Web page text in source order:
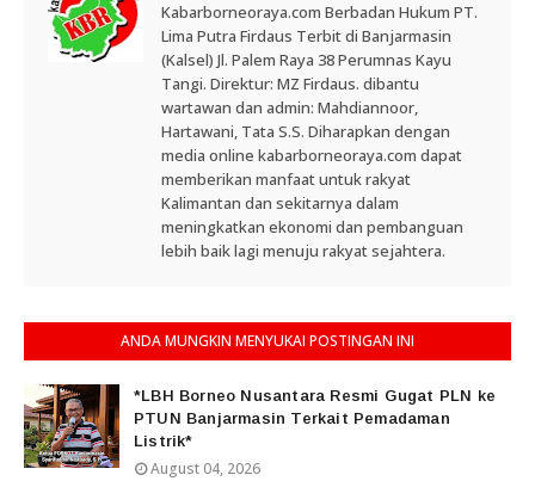
Kabarborneoraya.com Berbadan Hukum PT.
Lima Putra Firdaus Terbit di Banjarmasin
(Kalsel) Jl. Palem Raya 38 Perumnas Kayu
Tangi. Direktur: MZ Firdaus. dibantu
wartawan dan admin: Mahdiannoor,
Hartawani, Tata S.S. Diharapkan dengan
media online kabarborneoraya.com dapat
memberikan manfaat untuk rakyat
Kalimantan dan sekitarnya dalam
meningkatkan ekonomi dan pembanguan
lebih baik lagi menuju rakyat sejahtera.
ANDA MUNGKIN MENYUKAI POSTINGAN INI
*LBH Borneo Nusantara Resmi Gugat PLN ke
PTUN Banjarmasin Terkait Pemadaman
Listrik*
August 04, 2026